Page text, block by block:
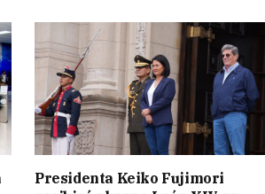
Presidenta Keiko Fujimori